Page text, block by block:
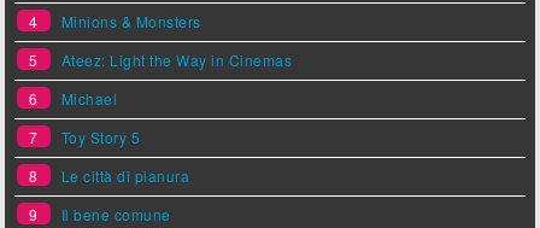
4
Minions & Monsters
5
Ateez: Light the Way in Cinemas
6
Michael
7
Toy Story 5
8
Le città di pianura
9
Il bene comune